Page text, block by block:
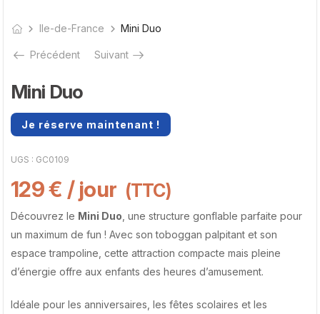
Ile-de-France Mini Duo
Précédent Suivant
Mini Duo
Je réserve maintenant !
UGS : GC0109
129€ / jour (TTC)
Découvrez le Mini Duo , une structure gonflable parfaite pour
un maximum de fun ! Avec son toboggan palpitant et son
espace trampoline, cette attraction compacte mais pleine
d’énergie offre aux enfants des heures d’amusement.
Idéale pour les anniversaires, les fêtes scolaires et les